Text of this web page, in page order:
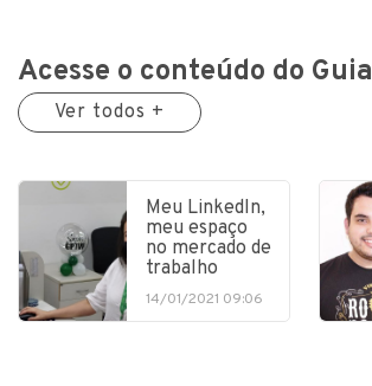
Acesse o conteúdo do Guia
Ver todos +
Meu LinkedIn,
meu espaço
no mercado de
trabalho
14/01/2021 09:06